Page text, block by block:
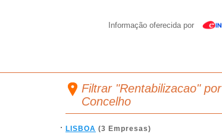
Informação oferecida por
Filtrar "Rentabilizacao" por
Concelho
LISBOA (3 Empresas)